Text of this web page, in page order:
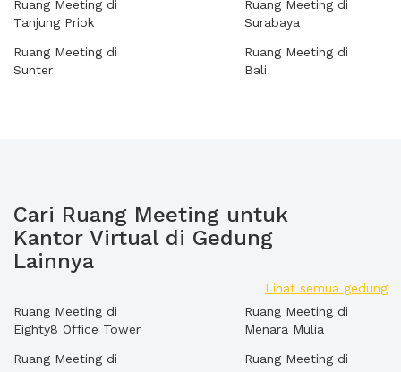
Ruang Meeting di
Tanjung Priok
Ruang Meeting di
Sunter
Ruang Meeting di
Surabaya
Ruang Meeting di
Bali
Cari Ruang Meeting untuk
Kantor Virtual di Gedung
Lainnya
Lihat semua gedung
Ruang Meeting di
Eighty8 Office Tower
Ruang Meeting di
Ruang Meeting di
Menara Mulia
Ruang Meeting di